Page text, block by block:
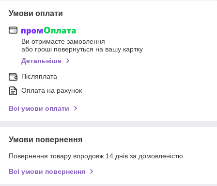
Умови оплати
Ви отримаєте замовлення
або гроші повернуться на вашу картку
Детальніше
Післяплата
Оплата на рахунок
Всі умови оплати
Умови повернення
Повернення товару впродовж 14 днів за домовленістю
Всі умови повернення